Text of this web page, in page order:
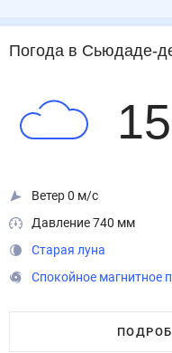
Погода в Сьюдаде-
15
Ветер 0 м/с
Давление 740 мм
Старая луна
Спокойное магнитное